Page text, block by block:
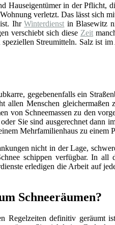
Hauseigentümer in der Pflicht,
verletzt. Das lässt sich
ist. IhrWinterdienst in Blasewitz
verschiebt sich diese Zeit
Streumitteln. Salz ist
gegebenenfalls ein
Menschen gleichermaßen
von Schneemassen zu den
Sie sind ausgerechnet dann
Mehrfamilienhaus zu einem
nicht in der Lage,
schippen verfügbar. In all
erledigen die Arbeit auf
Schneeräumen?
Regelzeiten definitiv geräumt